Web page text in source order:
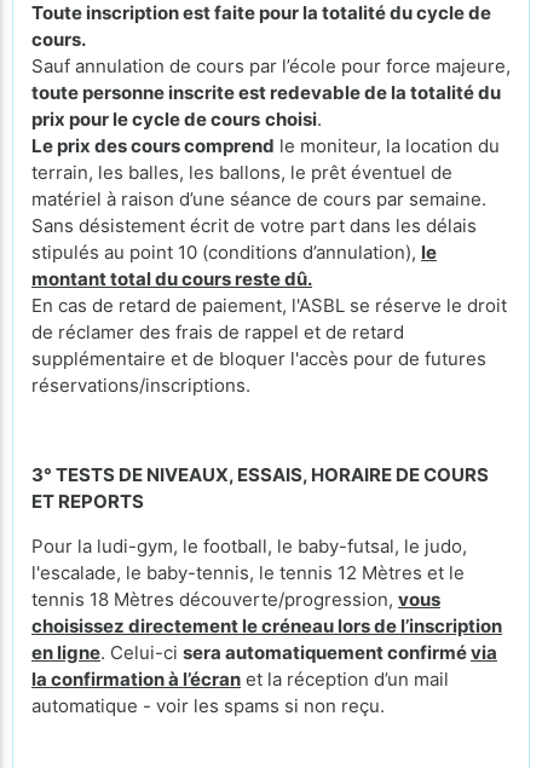
Toute inscription est faite pour la totalité du cycle de
cours.
Sauf annulation de cours par l’école pour force majeure,
toute personne inscrite est redevable de la totalité du
prix pour le cycle de cours choisi.
Le prix des cours comprend le moniteur, la location du
terrain, les balles, les ballons, le prêt éventuel de
matériel à raison d’une séance de cours par semaine.
Sans désistement écrit de votre part dans les délais
stipulés au point 10 (conditions d’annulation), le
montant total du cours reste dû.
En cas de retard de paiement, l'ASBL se réserve le droit
de réclamer des frais de rappel et de retard
supplémentaire et de bloquer l'accès pour de futures
réservations/inscriptions.
3° TESTS DE NIVEAUX, ESSAIS, HORAIRE DE COURS
ET REPORTS
Pour la ludi-gym, le football, le baby-futsal, le judo,
l'escalade, le baby-tennis, le tennis 12 Mètres et le
tennis 18 Mètres découverte/progression, vous
choisissez directement le créneau lors de l’inscription
en ligne. Celui-ci sera automatiquement confirmévia
la confirmation à l’écran et la réception d’un mail
automatique - voir les spams si non reçu.